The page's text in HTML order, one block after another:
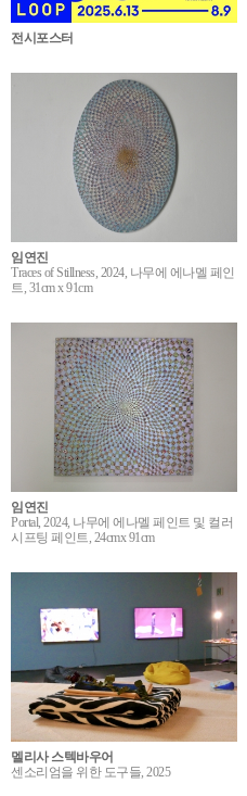
전시포스터
임연진
Traces of Stillness, 2024, 나무에 에나멜 페인
트, 31cm x 91cm
임연진
Portal, 2024, 나무에 에나멜 페인트 및 컬러
시프팅 페인트, 24cmx 91cm
멜리사 스텍바우어
센소리엄을 위한 도구들, 2025